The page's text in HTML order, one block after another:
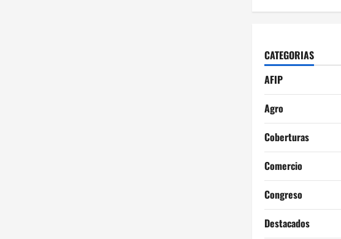
CATEGORIAS
AFIP
Agro
Coberturas
Comercio
Congreso
Destacados